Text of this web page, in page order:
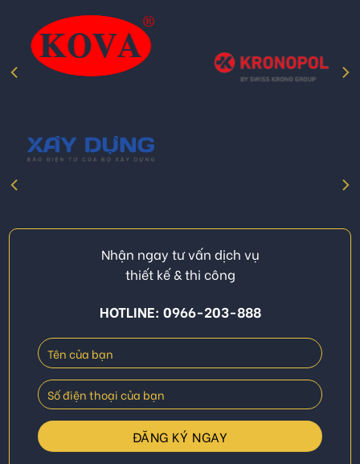
Nhận ngay tư vấn dịch vụ
thiết kế & thi công
HOTLINE: 0966-203-888